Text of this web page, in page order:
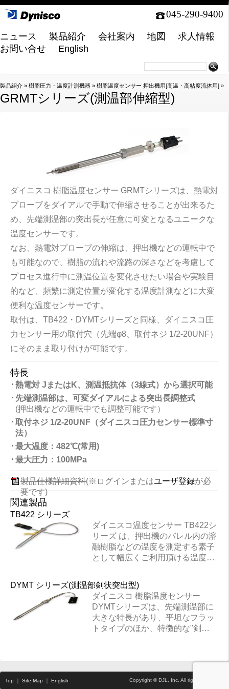
045-290-9400
ニュース 製品紹介 会社案内 地図
求人情報
お問い合せ
English
製品紹介 » 樹脂圧力・温度計測機器 » 樹脂温度センサー 押出機用[高温・高粘度流体用] »
GRMTシリーズ(測温部伸縮型)
ダイニスコ 樹脂温度センサー GRMTシリーズは、熱電対
プローブをダイアルで手動で伸縮させることが出来るた
め、先端測温部の突出長が任意に可変となるユニークな
温度センサーです。
なお、熱電対プローブの伸縮は、押出機などの運転中で
も可能なので、樹脂の流れや流路の深さなどを考慮して
プロセス進行中に測温位置を変化させたい場合や実験目
的など、頻繁に測定位置が変化する温度計測などに大変
便利な温度センサーです。
取付は、TB422・DYMTシリーズと同様、ダイニスコ圧
力センサー用の取付穴（先端φ8、取付ネジ 1/2-20UNF）
にそのまま取り付けが可能です。
特長
熱電対 JまたはK、測温抵抗体（3線式）から選択可能
先端測温部は、可変ダイアルによる突出長調整式
(押出機などの運転中でも調整可能です）
取付ネジ 1/2-20UNF（ダイニスコ圧力センサー標準寸
法）
最大温度：482℃(常用)
最大圧力：100MPa
製品仕様詳細資料(※ログインまたはユーザ登録が必
要です)
関連製品
TB422 シリーズ
ダイニスコ温度センサー TB422シ
リーズ は、押出機のバレル内の溶
融樹脂などの温度を測定する素子
として幅広くご利用頂ける温度セ
サー用の取付穴（先端φ8、取付ネ
ジ 1/2-20UNF）にそのまま取り付
けることが出来ます。先端測温部
は、平坦なフラットタイプのほ
か、多種の突出長と外径をご用意
しておりますので、測定目的やご
K、測温抵抗体(3線式)から選択可
DYMT シリーズ(測温部剣状突出型)
ダイニスコ 樹脂温度センサー
DYMTシリーズは、先端測温部に
大きな特長があり、平坦なフラッ
トタイプのほか、特徴的な"剣
の向きを工夫頂くことによって、
樹脂の滞留を最小限に抑えること
が出来ます。 もちろん多種の突出
Top ｜ Site Map ｜ English Copyright © DJL, Inc. All rights reserved.